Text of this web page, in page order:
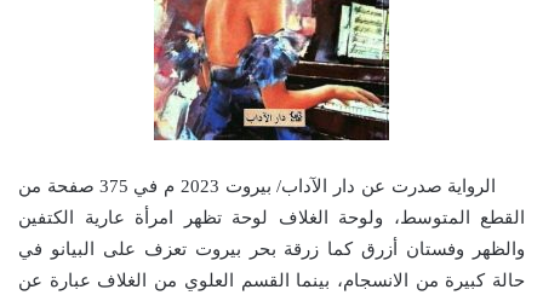
الرواية صدرت عن دار الآداب/ بيروت 2023 م في 375 صفحة من
القطع المتوسط، ولوحة الغلاف لوحة تظهر امرأة عارية الكتفين
والظهر وفستان أزرق كما زرقة بحر بيروت تعزف على البيانو في
حالة كبيرة من الانسجام، بينما القسم العلوي من الغلاف عبارة عن